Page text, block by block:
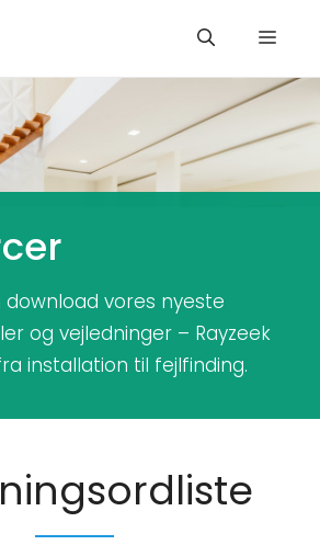
download vores nyeste
og vejledninger – Rayzeek
installation til fejlfinding.